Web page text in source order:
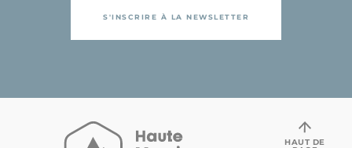
S'INSCRIRE À LA NEWSLETTER
HAUT DE